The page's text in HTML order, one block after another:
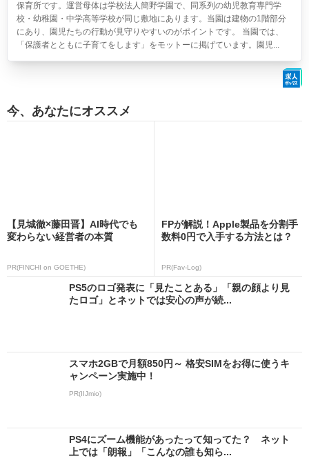
保育所です。運営母体は学校法人簡野学園で、同系列の幼児教育専門学
校・幼稚園・中学高等学校が同じ敷地にあります。当園は建物の1階部分
にあり、園児たちの行動が見守りやすいのがポイントです。 当園では、
「保護者とともに子育てをします」をモットーに掲げています。園児...
今、あなたにオススメ
【見城徹×藤田晋】AI時代でも
変わらない経営者の本質
PR(FINCHI on GOETHE)
FPが解説！Apple製品を分割手
数料0円で入手する方法とは？
PR(Fav-Log)
PS5のロゴ発表に「見たことある」「親の顔より見
たロゴ」とネットでは安心の声が続...
スマホ2GBで月額850円～ 格安SIMをお得に使うキ
ャンペーン実施中！
PR(IIJmio)
PS4にズーム機能があったって知ってた？ ネット
上では「朗報」「こんなの誰も知ら...